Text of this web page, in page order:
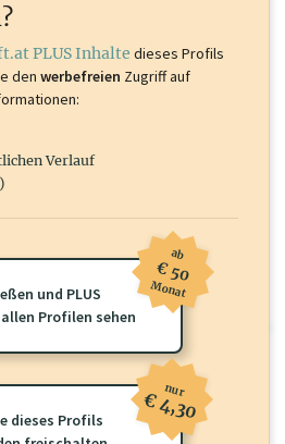
OTS-Aussendungen, und viele
wirtschaft.at PLUS Inhalte
können. Schalten Sie dieses Profil frei
Inhalte zu sehen.
PLUS Inhalte dieses Profils
den werbefreien Zugriff auf
Verlauf
und PLUS
Profilen sehen
ab
€ 50
Monat
dieses Profils
nur
€ 4,30